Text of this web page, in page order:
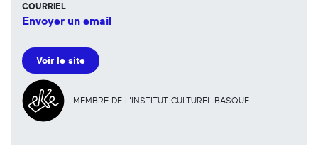
COURRIEL
Envoyer un email
Voir le site
MEMBRE DE L'INSTITUT CULTUREL BASQUE